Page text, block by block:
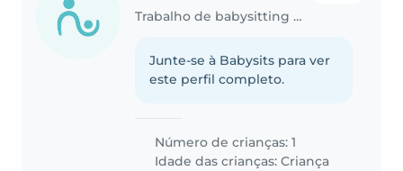
Trabalho de babysitting em Queluz
Junte-se à Babysits para ver
este perfil completo.
Número de crianças: 1
Idade das crianças:Criança